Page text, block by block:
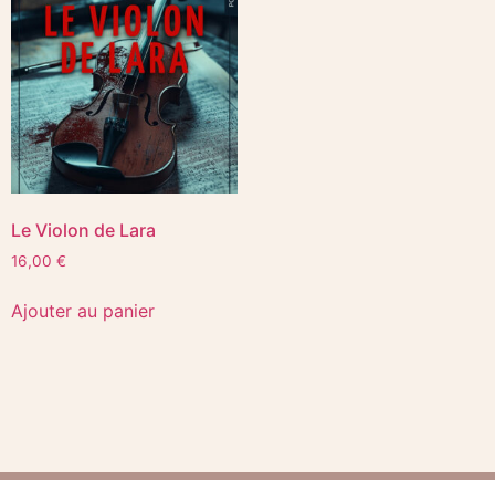
Le Violon de Lara
16,00 €
Ajouter au panier